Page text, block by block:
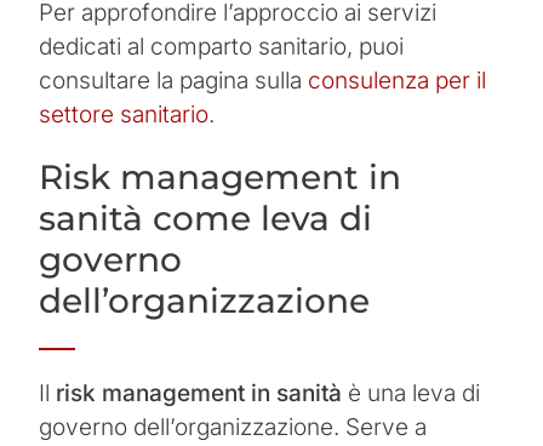
Per approfondire l’approccio ai servizi
dedicati al comparto sanitario, puoi
consultare la pagina sulla consulenza per il
settore sanitario.
Risk management in
sanità come leva di
governo
dell’organizzazione
Il risk management in sanità è una leva di
governo dell’organizzazione. Serve a